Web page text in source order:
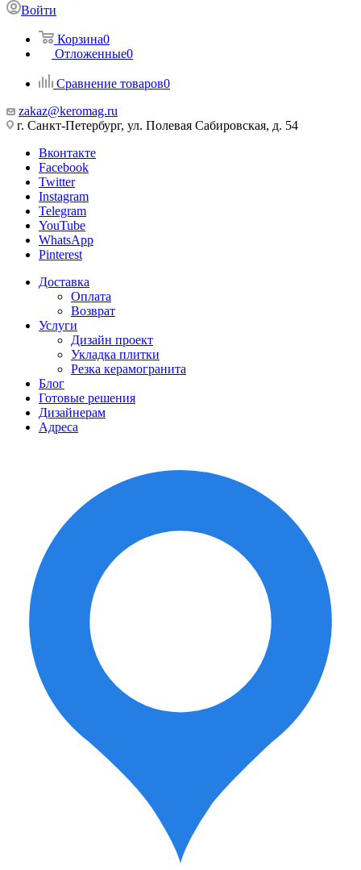
Войти
Корзина0
Отложенные0
Сравнение товаров0
zakaz@keromag.ru
г. Санкт-Петербург, ул. Полевая Сабировская, д. 54
Вконтакте
Facebook
Twitter
Instagram
Telegram
YouTube
WhatsApp
Pinterest
Доставка
Оплата
Возврат
Услуги
Дизайн проект
Укладка плитки
Резка керамогранита
Блог
Готовые решения
Дизайнерам
Адреса